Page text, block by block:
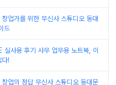
업가를 위한 무신사 스튜디오 동대
드
실사용 후기 사무 업무용 노트북, 이
다!
업의 정답 무신사 스튜디오 동대문